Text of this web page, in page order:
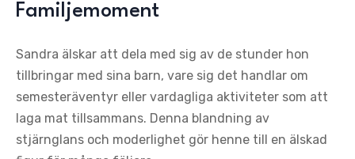
Familjemoment
Sandra älskar att dela med sig av de stunder hon
tillbringar med sina barn, vare sig det handlar om
semesteräventyr eller vardagliga aktiviteter som att
laga mat tillsammans. Denna blandning av
stjärnglans och moderlighet gör henne till en älskad